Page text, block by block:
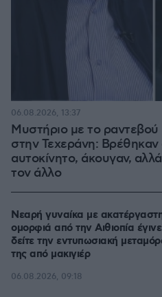
Μυστήριο με το ραντεβού
στην Τεχεράνη: Βρέθηκαν
αυτοκίνητο, άκουγαν,
τον άλλο
06.08.2026, 13:37
Νεαρή γυναίκα με
ομορφιά από την Αιθιοπία
δείτε την εντυπωσιακή
της από μακιγιέρ
06.08.2026, 09:18